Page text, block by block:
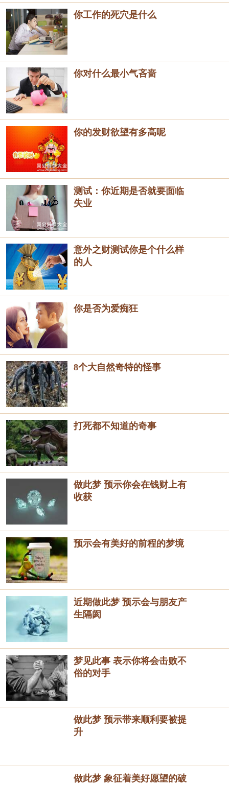
你工作的死穴是什么
你对什么最小气吝啬
你的发财欲望有多高呢
测试：你近期是否就要面临
失业
意外之财测试你是个什么样
的人
你是否为爱痴狂
8个大自然奇特的怪事
打死都不知道的奇事
做此梦 预示你会在钱财上有
收获
预示会有美好的前程的梦境
近期做此梦 预示会与朋友产
生隔阂
梦见此事 表示你将会击败不
俗的对手
做此梦 预示带来顺利要被提
升
做此梦 象征着美好愿望的破